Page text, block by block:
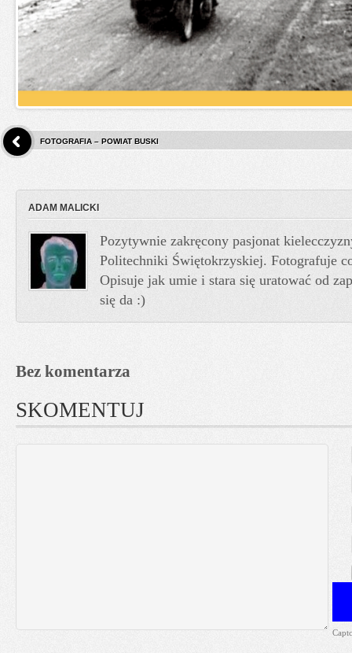
FOTOGRAFIA – POWIAT BUSKI
ADAM MALICKI
Pozytywnie zakręcony pasjonat
Politechniki Świętokrzyskiej. Fotografuje
Opisuje jak umie i stara się uratować od
się da :)
Bez komentarza
SKOMENTUJ